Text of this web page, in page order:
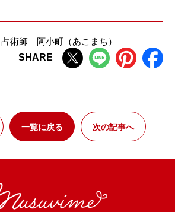
術師 阿小町（あこまち）
SHARE
一覧に戻る 次の記事へ